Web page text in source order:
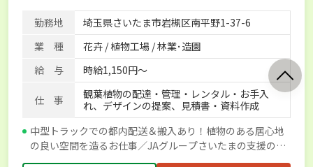
勤務地
埼玉県さいたま市岩槻区南平野1-37-6
業 種
花卉 / 植物工場 / 林業･造園
給 与
時給1,150円～
仕 事
観葉植物の配達・管理・レンタル・お手入
れ、デザインの提案、見積書・資料作成
中型トラックでの都内配送＆搬入あり！植物のある居心地
の良い空間を造るお仕事／JAグループさいたまの支援のも
と掲載しています